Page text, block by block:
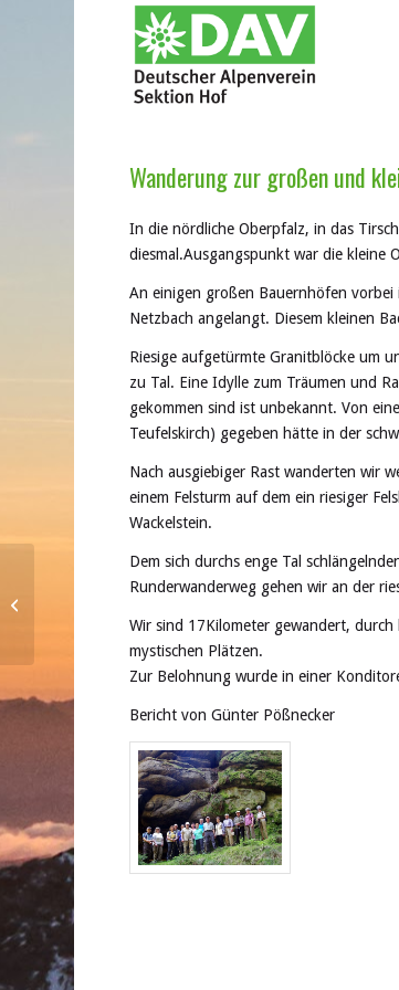
Wanderung zur großen und
In die nördliche Oberpfalz, in das
diesmal.Ausgangspunkt war die kleine
An einigen großen Bauernhöfen
Netzbach angelangt. Diesem kleinen
Riesige aufgetürmte Granitblöcke um
zu Tal. Eine Idylle zum Träumen und
gekommen sind ist unbekannt. Von
Teufelskirch) gegeben hätte in der
Nach ausgiebiger Rast wanderten wir
einem Felsturm auf dem ein riesiger
Wackelstein.
Dem sich durchs enge Tal
Runderwanderweg gehen wir an der
Wir sind 17Kilometer gewandert,
mystischen Plätzen.
Zur Belohnung wurde in einer
Bericht von Günter Pößnecker
Jahreshauptversammlung